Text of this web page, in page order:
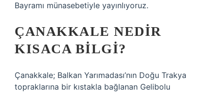
Bayramı münasebetiyle yayınlıyoruz.
ÇANAKKALE NEDIR
KISACA BILGI?
Çanakkale; Balkan Yarımadası’nın Doğu Trakya
topraklarına bir kıstakla bağlanan Gelibolu